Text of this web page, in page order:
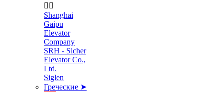
 
Shanghai
Gaipu
Elevator
Company
SRH - Sicher
Elevator Co.,
Ltd.
Siglen
Греческие ➤